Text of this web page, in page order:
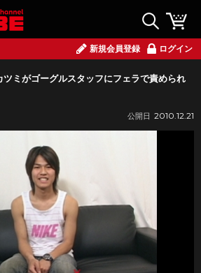
新規会員登録 ログイン
ミがゴーグルスタッフにフェラで責められ
2010.12.21